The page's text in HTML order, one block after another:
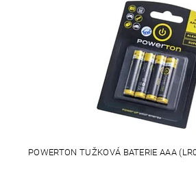
POWERTON TUŽKOVÁ BATERIE AAA